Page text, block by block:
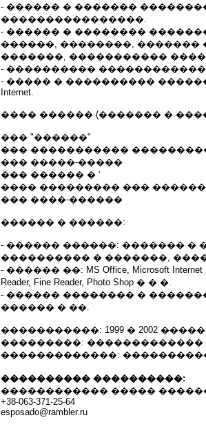
- ������ � �������
����������������.
- ������ � ��������
������, ��������,
�������, �����������
- ����������
- ����� � ����������
Internet.
���� ������ (������� �
��� "������"
��� �����������
��� �����-�����
��� ������ � ʻ
���� ��������� ���
��� ����-������
������ � ������:
- ������ ������: ������� �
���������� � �������,
- ������ ��: MS Office, Microsoft Internet
Reader, Fine Reader, Photo Shop � �.�.
- ������ �������� �
������ � ��.
�����������: 1999 � 2002
���������:
�������������:
���������� ����������:
������������ �����
+38-063-371-25-64
esposado@rambler.ru